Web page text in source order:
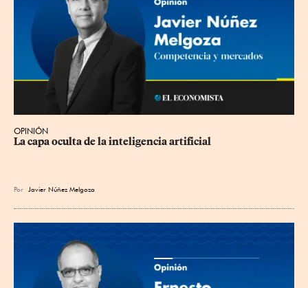
OPINIÓN
La capa oculta de la inteligencia artificial
Por Javier Núñez Melgoza